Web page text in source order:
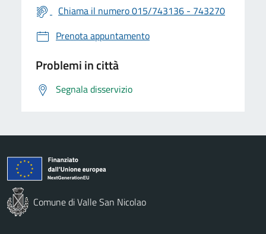
Chiama il numero 015/743136 - 743270
Prenota appuntamento
Problemi in città
Segnala disservizio
Comune di Valle San Nicolao